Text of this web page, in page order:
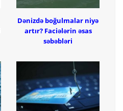
Dənizdə boğulmalar niyə
artır? Faciələrin əsas
səbəbləri